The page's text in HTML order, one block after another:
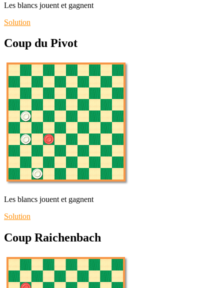
Les blancs jouent et gagnent
Solution
Coup du Pivot
Les blancs jouent et gagnent
Solution
Coup Raichenbach